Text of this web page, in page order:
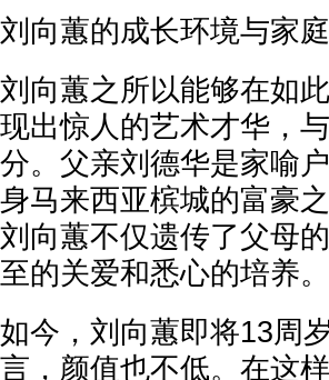
刘向蕙的成长环境与家
刘向蕙之所以能够在如
现出惊人的艺术才华，
分。父亲刘德华是家喻
身马来西亚槟城的富豪
刘向蕙不仅遗传了父母
至的关爱和悉心的培养。
如今，刘向蕙即将13周
言，颜值也不低。在这